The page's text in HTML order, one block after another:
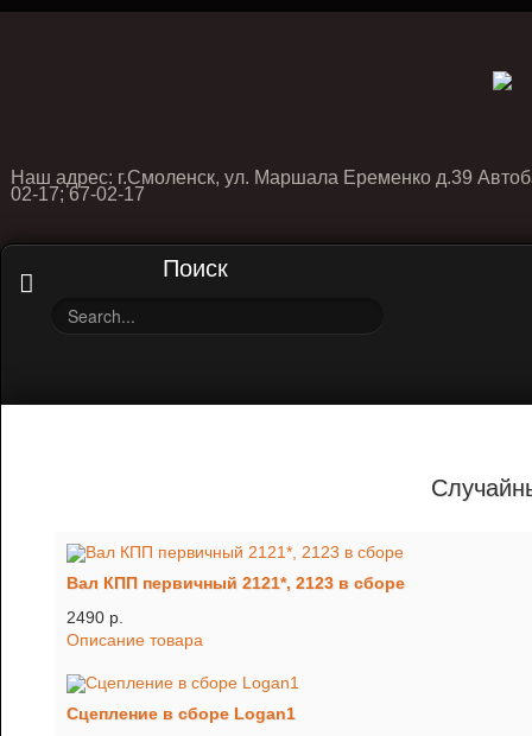
Наш адрес: г.Смоленск, ул. Маршала Еременко д.39
02-17; 67-02-17
Поиск
Вал КПП первичный 2121*, 2123 в сборе
2490 p.
Описание товара
Сцепление в сборе Logan1